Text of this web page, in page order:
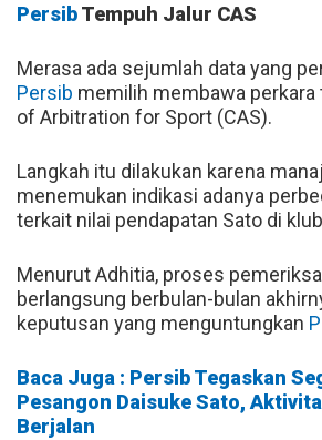
PersibTempuh Jalur CAS
Merasa ada sejumlah data yang
Persib memilih membawa
of Arbitration for Sport (CAS).
Langkah itu dilakukan karena
menemukan indikasi adanya
terkait nilai pendapatan Sato di
Menurut Adhitia, proses
berlangsung berbulan-bulan
keputusan yang menguntungkan
Baca Juga : Persib Tegaskan
Pesangon Daisuke Sato,
Berjalan